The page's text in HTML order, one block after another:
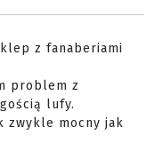
z fanaberiami
problem z
lufy.
zwykle mocny jak